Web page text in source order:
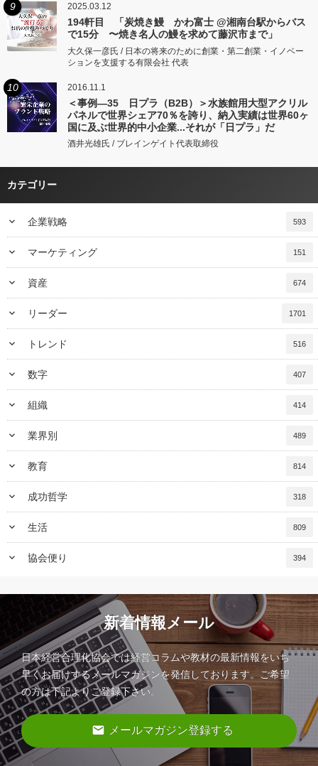
9 2025.03.12
194軒目 「炭焼き鰻 かわ富士 @湘南台駅からバス
で15分 〜焼き名人の鰻を求めて藤沢市まで」
大久保一彦氏 / 日本の将来のために創業・第二創業・イノベー
ションを支援する有限会社 代表
10 2016.11.1
＜事例―35 日プラ（B2B）＞水族館用大型アクリル
パネルで世界シェア70％を誇り、納入実績は世界60ヶ
国に及ぶ世界的中小企業...それが「日プラ」だ
酒井光雄氏 / ブレインゲイト代表取締役
カテゴリー
keyboard_arrow_down 企業戦略 593
keyboard_arrow_down マーケティング 151
keyboard_arrow_down 資産 674
keyboard_arrow_down リーダー 1701
keyboard_arrow_down トレンド 516
keyboard_arrow_down 数字 407
keyboard_arrow_down 組織 414
keyboard_arrow_down 業界別 489
keyboard_arrow_down 教育 814
keyboard_arrow_down 成功哲学 318
keyboard_arrow_down 生活 809
keyboard_arrow_down 協会便り 394
新着情報メール
日本経営合理化協会では経営コラムや教材の最新情報をいち
早くお届けするメールマガジンを発信しております。ご希望
の方は下記よりご登録下さい。
email メールマガジン登録する